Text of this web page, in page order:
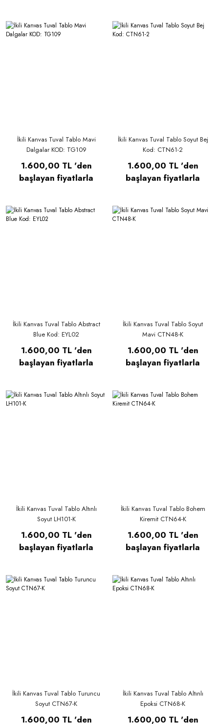
İkili Kanvas Tuval Tablo Mavi
Dalgalar KOD: TG109
1.600,00 TL 'den
başlayan fiyatlarla
İkili Kanvas Tuval Tablo Soyut Bej
Kod: CTN61-2
1.600,00 TL 'den
başlayan fiyatlarla
İkili Kanvas Tuval Tablo Abstract
Blue Kod: EYL02
1.600,00 TL 'den
başlayan fiyatlarla
İkili Kanvas Tuval Tablo Soyut
Mavi CTN48-K
1.600,00 TL 'den
başlayan fiyatlarla
İkili Kanvas Tuval Tablo Altınlı
Soyut LH101-K
1.600,00 TL 'den
başlayan fiyatlarla
İkili Kanvas Tuval Tablo Bohem
Kiremit CTN64-K
1.600,00 TL 'den
başlayan fiyatlarla
İkili Kanvas Tuval Tablo Turuncu
Soyut CTN67-K
1.600,00 TL 'den
İkili Kanvas Tuval Tablo Altınlı
Epoksi CTN68-K
1.600,00 TL 'den